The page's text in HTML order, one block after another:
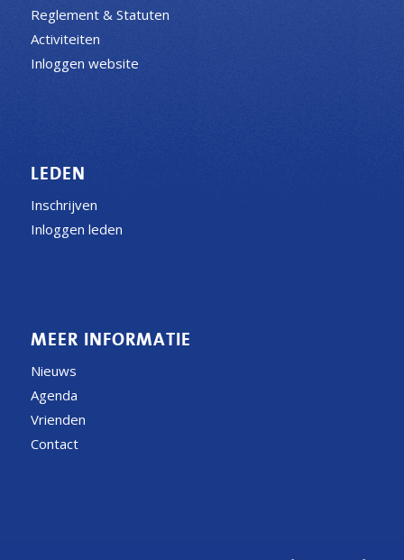
Reglement & Statuten
Activiteiten
Inloggen website
LEDEN
Inschrijven
Inloggen leden
MEER INFORMATIE
Nieuws
Agenda
Vrienden
Contact